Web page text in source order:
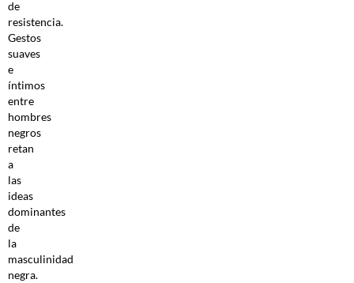
de
resistencia.
Gestos
suaves
e
íntimos
entre
hombres
negros
retan
a
las
ideas
dominantes
de
la
masculinidad
negra.